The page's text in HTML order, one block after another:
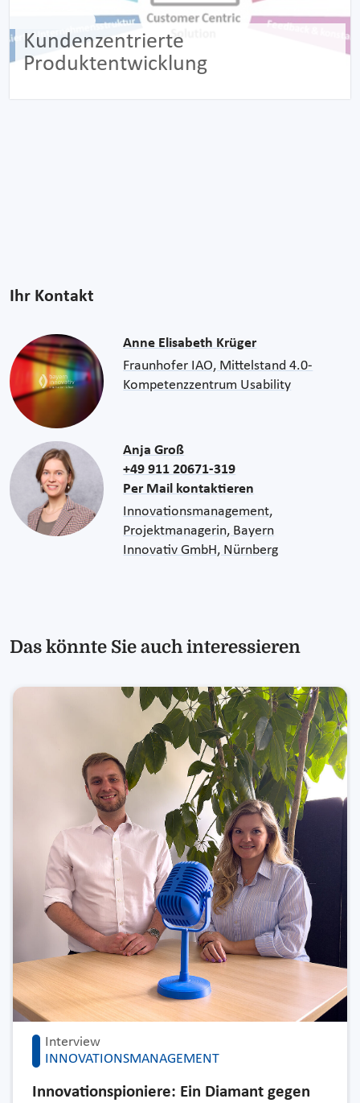
Kundenzentrierte
Produktentwicklung
Ihr Kontakt
Anne Elisabeth Krüger
Fraunhofer IAO, Mittelstand 4.0-
Kompetenzzentrum Usability
Anja Groß
+49 911 20671-319
Per Mail kontaktieren
Innovationsmanagement,
Projektmanagerin, Bayern
Innovativ GmbH, Nürnberg
Das könnte Sie auch interessieren
Interview
INNOVATIONSMANAGEMENT
Innovationspioniere: Ein Diamant gegen